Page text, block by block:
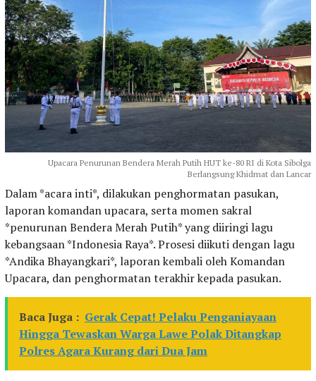
Upacara Penurunan Bendera Merah Putih HUT ke-80 RI di Kota Sibolga
Berlangsung Khidmat dan Lancar
Dalam *acara inti*, dilakukan penghormatan pasukan,
laporan komandan upacara, serta momen sakral
*penurunan Bendera Merah Putih* yang diiringi lagu
kebangsaan *Indonesia Raya*. Prosesi diikuti dengan lagu
*Andika Bhayangkari*, laporan kembali oleh Komandan
Upacara, dan penghormatan terakhir kepada pasukan.
Baca Juga : Gerak Cepat! Pelaku Penganiayaan
Hingga Tewaskan Warga Lawe Polak Ditangkap
Polres Agara Kurang dari Dua Jam